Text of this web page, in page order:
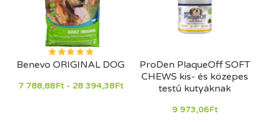
Benevo ORIGINAL DOG
7 788,88Ft - 28 394,38Ft
ProDen PlaqueOff SOFT
CHEWS kis- és közepes
testű kutyáknak
9 973,06Ft